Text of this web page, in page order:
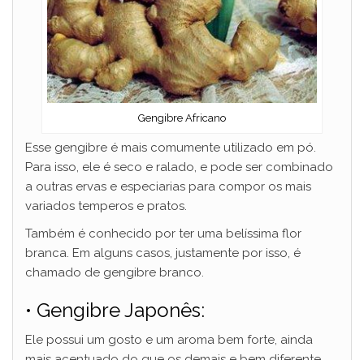
Gengibre Africano
Esse gengibre é mais comumente utilizado em pó.
Para isso, ele é seco e ralado, e pode ser combinado
a outras ervas e especiarias para compor os mais
variados temperos e pratos.
Também é conhecido por ter uma belíssima flor
branca. Em alguns casos, justamente por isso, é
chamado de gengibre branco.
• Gengibre Japonês:
Ele possui um gosto e um aroma bem forte, ainda